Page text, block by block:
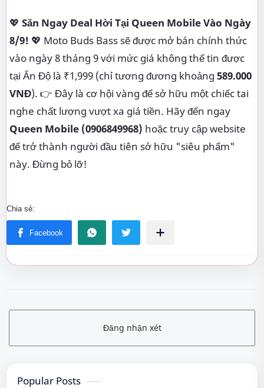
💖 Săn Ngay Deal Hời Tại Queen Mobile Vào Ngày
8/9! 💖 Moto Buds Bass sẽ được mở bán chính thức
vào ngày 8 tháng 9 với mức giá không thể tin được
tại Ấn Độ là ₹1,999 (chỉ tương đương khoảng 589.000
VNĐ). 👉 Đây là cơ hội vàng để sở hữu một chiếc tai
nghe chất lượng vượt xa giá tiền. Hãy đến ngay
Queen Mobile (0906849968) hoặc truy cập website
để trở thành người đầu tiên sở hữu "siêu phẩm"
này. Đừng bỏ lỡ!
Đăng nhận xét
Popular Posts